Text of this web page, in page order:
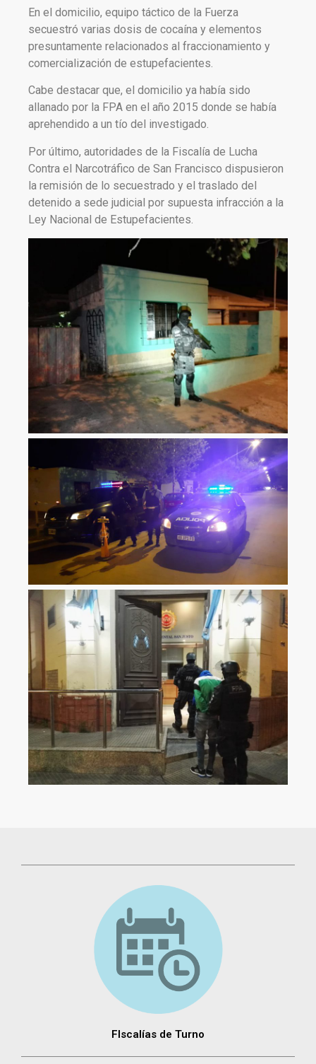
En el domicilio, equipo táctico de la Fuerza
secuestró varias dosis de cocaína y elementos
presuntamente relacionados al fraccionamiento y
comercialización de estupefacientes.
Cabe destacar que, el domicilio ya había sido
allanado por la FPA en el año 2015 donde se había
aprehendido a un tío del investigado.
Por último, autoridades de la Fiscalía de Lucha
Contra el Narcotráfico de San Francisco dispusieron
la remisión de lo secuestrado y el traslado del
detenido a sede judicial por supuesta infracción a la
Ley Nacional de Estupefacientes.
FIscalías de Turno